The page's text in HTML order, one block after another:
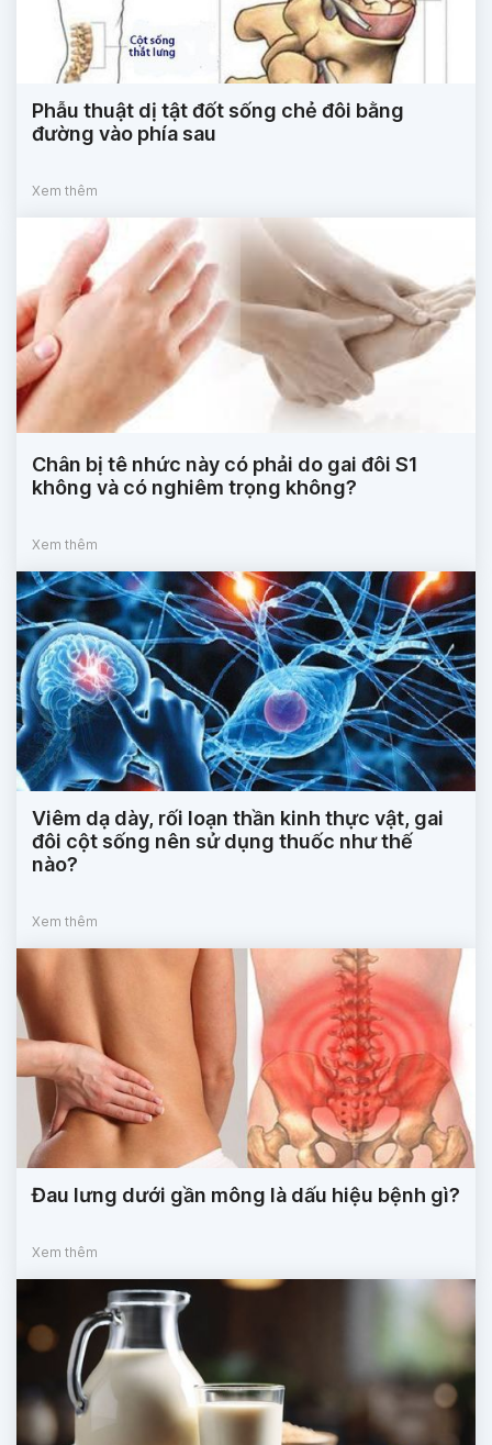
Phẫu thuật dị tật đốt sống chẻ đôi bằng
đường vào phía sau
Xem thêm
Chân bị tê nhức này có phải do gai đôi S1
không và có nghiêm trọng không?
Xem thêm
Viêm dạ dày, rối loạn thần kinh thực vật, gai
đôi cột sống nên sử dụng thuốc như thế
nào?
Xem thêm
Đau lưng dưới gần mông là dấu hiệu bệnh gì?
Xem thêm